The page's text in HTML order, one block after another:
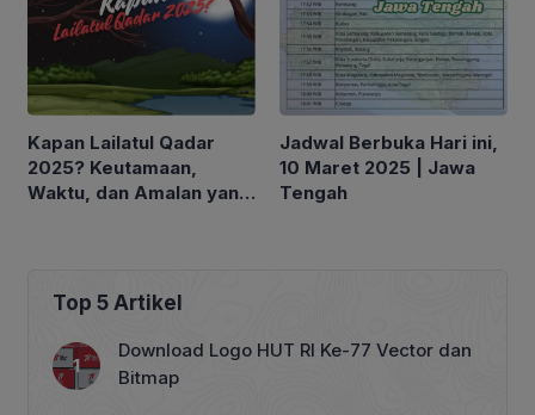
Kapan Lailatul Qadar
2025? Keutamaan,
Waktu, dan Amalan yang
Jadwal Berbuka Hari ini,
10 Maret 2025 | Jawa
Tengah
Top 5 Artikel
Download Logo HUT RI Ke-77 Vector dan
Bitmap